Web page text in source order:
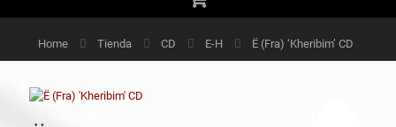
Home Tienda CD E-H Ë (Fra) ‘Kheribim’ CD